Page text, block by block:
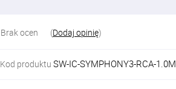
Brak ocen (Dodaj opinię)
Kod produktu SW-IC-SYMPHONY3-RCA-1.0M